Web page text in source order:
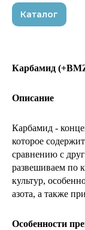
Каталог
Карбамид
Описание
Карбамид -
которое
сравнению с
развешиваем по
культур,
азота, а также
Особенности